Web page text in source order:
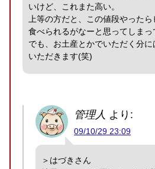
いけど、これまた高い。
上等の方だと、この値段やった
食べられるがなーと思ってしまっ
でも、お土産とかでいただく分に
いただきます(笑)
管理人 より:
09/10/29 23:09
＞はづきさん